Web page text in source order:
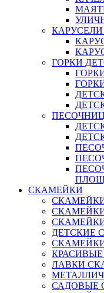
ГОРКИ
СКАМЕЙКИ
ДЕТСКИЕ
ЛАВКИ
САДОВЫЕ